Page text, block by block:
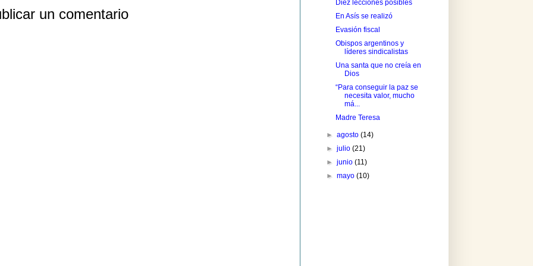
un comentario
Diez lecciones posibles
En Asís se realizó
Evasión fiscal
Obispos argentinos y
líderes sindicalistas
Una santa que no creía en
Dios
“Para conseguir la paz se
necesita valor, mucho
má...
Madre Teresa
►agosto(14)
►julio(21)
►junio(11)
►mayo(10)